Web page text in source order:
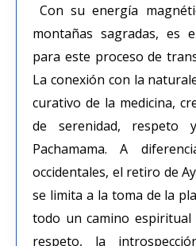
Con su energía
montañas sagradas, es
para este proceso de
La conexión con la
curativo de la medicina,
de serenidad, respeto
Pachamama. A
occidentales, el retiro de
se limita a la toma de la
todo un camino
respeto, la